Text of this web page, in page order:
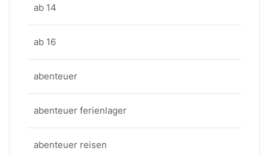
ab 14
ab 16
abenteuer
abenteuer ferienlager
abenteuer reisen